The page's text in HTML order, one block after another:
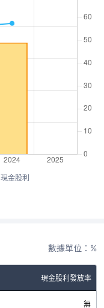
現金股利
數據單位：%
現金股利發放率
無